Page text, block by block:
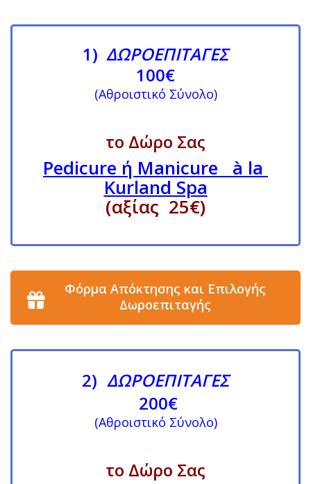
1) ΔΩΡΟΕΠΙΤΑΓΕΣ
100€
(Αθροιστικό Σύνολο)
το Δώρο Σας
Pedicure ή Manicure à la
Kurland Spa
(αξίας 25€)
Φόρμα Απόκτησης και Επιλογής
Δωροεπιταγής
2) ΔΩΡΟΕΠΙΤΑΓΕΣ
200€
(Αθροιστικό Σύνολο)
το Δώρο Σας